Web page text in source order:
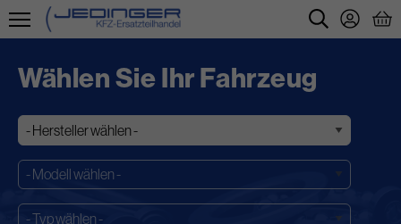
Direkt
Inhalt
Wählen Sie Ihr Fahrzeug